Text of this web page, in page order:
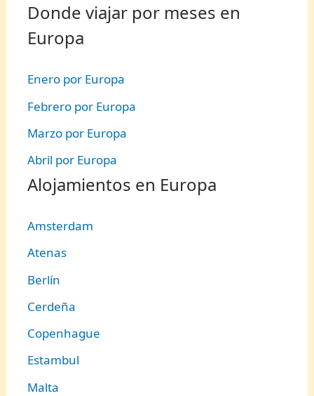
Donde viajar por meses en
Europa
Enero por Europa
Febrero por Europa
Marzo por Europa
Abril por Europa
Alojamientos en Europa
Amsterdam
Atenas
Berlín
Cerdeña
Copenhague
Estambul
Malta